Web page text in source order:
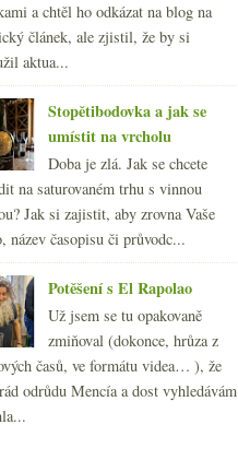
a chtěl ho odkázat na blog na
článek, ale zjistil, že by si
aktua...
Stopětibodovka a jak se
umístit na vrcholu
Doba je zlá. Jak se chcete
na saturovaném trhu s vinnou
Jak si zajistit, aby zrovna Vaše
název časopisu či průvodc...
Potěšení s El Rapolao
Už jsem se tu opakovaně
zmiňoval (dokonce, hrůza z
časů, ve formátu videa… ), že
odrůdu Mencía a dost vyhledávám